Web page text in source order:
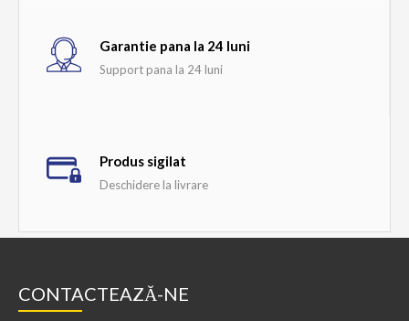
Garantie pana la 24 luni
Support pana la 24 luni
Produs sigilat
Deschidere la livrare
CONTACTEAZĂ-NE